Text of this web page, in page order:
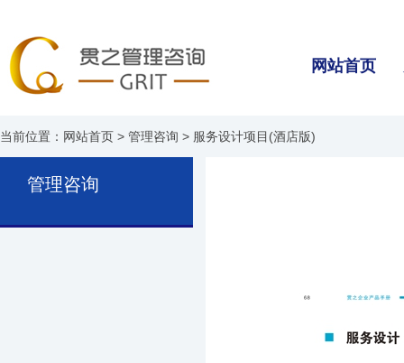
网站首页
当前位置： 网站首页 > 管理咨询 > 服务设计项目(酒店版)
管理咨询